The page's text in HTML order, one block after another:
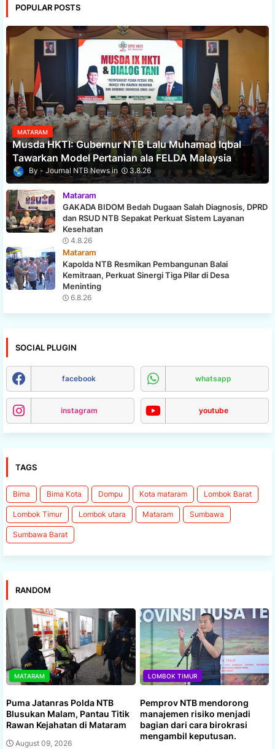
POPULAR POSTS
MATARAM
Musda HKTI: Gubernur NTB Lalu Muhamad Iqbal
Tawarkan Model Pertanian ala FELDA Malaysia
Journal NTB News 3.8.26
Mataram
GAKADA BIDOM Bedah Dugaan Salah Diagnosis, DPRD
dan RSUD NTB Sepakat Perkuat Sistem Layanan
Kesehatan
4.8.26
Mataram
Kapolda NTB Resmikan Pembangunan Balai
Kemitraan, Perkuat Sinergi Tiga Pilar di Desa
Meninting
6.8.26
SOCIAL PLUGIN
facebook whatsapp
instagram youtube
TAGS
Bima Bima Kota Dompu Kota mataram Lombok Barat
Lombok Timur Lombok utara Mataram Sumbawa
Sumbawa Barat
RANDOM
MATARAM
Puma Jatanras Polda NTB
Blusukan Malam, Pantau Titik
Rawan Kejahatan di Mataram
August 09, 2026
LOMBOK TIMUR
Pemprov NTB mendorong
manajemen risiko menjadi
bagian dari cara birokrasi
mengambil keputusan.